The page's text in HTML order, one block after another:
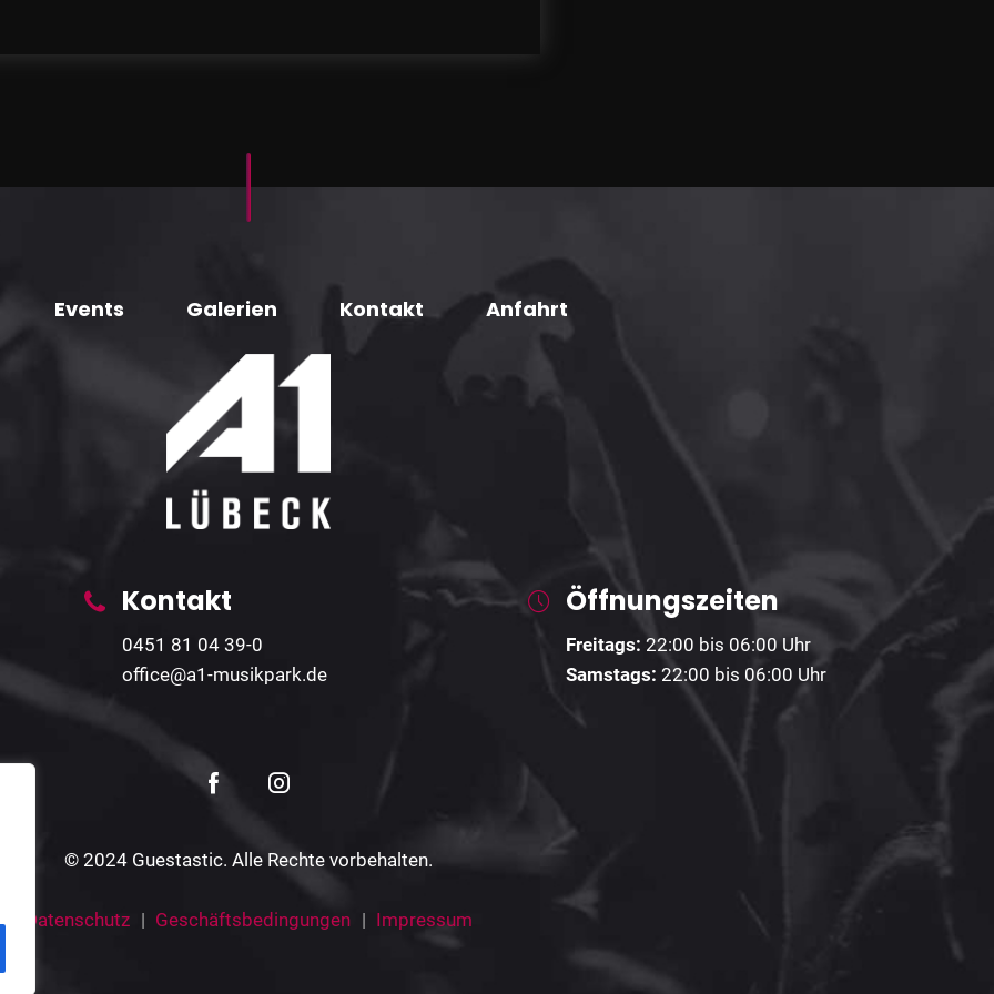
Events Galerien Kontakt Anfahrt
Kontakt
0451 81 04 39-0
office@a1-musikpark.de
Öffnungszeiten
Freitags: 22:00 bis 06:00 Uhr
Samstags: 22:00 bis 06:00 Uhr
© 2024 Guestastic. Alle Rechte vorbehalten.
Datenschutz Geschäftsbedingungen Impressum